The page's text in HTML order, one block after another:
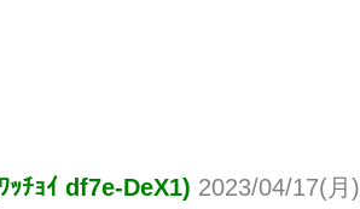
ﾁｮｲ df7e-DeX1) 2023/04/17(月)